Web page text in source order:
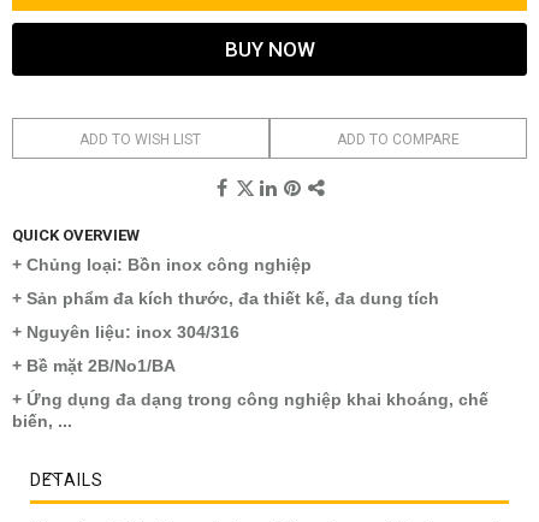
BUY NOW
ADD TO WISH LIST ADD TO COMPARE
QUICK OVERVIEW
+ Chủng loại: Bồn inox công nghiệp
+ Sản phẩm đa kích thước, đa thiết kế, đa dung tích
+ Nguyên liệu: inox 304/316
+ Bề mặt 2B/No1/BA
+ Ứng dụng đa dạng trong công nghiệp khai khoáng, chế
biến, ...
DETAILS